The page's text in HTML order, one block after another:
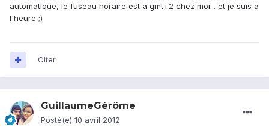
automatique, le fuseau horaire est a gmt+2 chez moi... et je suis a
l'heure ;)
Citer
GuillaumeGérôme
Posté(e) 10 avril 2012